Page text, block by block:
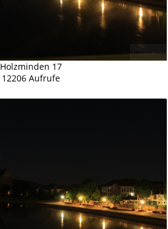
Holzminden 17
12206 Aufrufe